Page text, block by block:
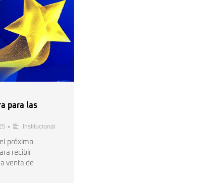
para las
• Institucional
próximo
recibir
venta de